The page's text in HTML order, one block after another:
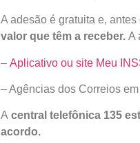
A adesão é gratuita e,
valor que têm a receber. A
– Aplicativo ou site Meu
– Agências dos Correios
A central telefônica 135
acordo.